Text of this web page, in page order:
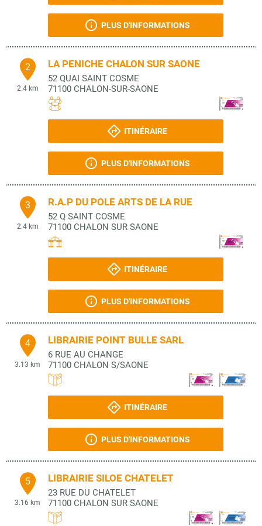
PLUS D'INFORMATIONS
2
2.4 km
LA PENICHE CHALON SUR SAONE
52 QUAI SAINT COSME
71100 CHALON-SUR-SAONE
ITINÉRAIRE
PLUS D'INFORMATIONS
3
2.4 km
R.A.P DU POLE ARTS DE LA RUE
52 Q SAINT COSME
71100 CHALON SUR SAONE
ITINÉRAIRE
PLUS D'INFORMATIONS
4
3.13 km
LIBRAIRIE POINT BULLE SARL
6 RUE AU CHANGE
71100 CHALON S/SAONE
ITINÉRAIRE
PLUS D'INFORMATIONS
5
3.16 km
LIBRAIRIE SILOE CHATELET
23 RUE DU CHATELET
71100 CHALON SUR SAONE